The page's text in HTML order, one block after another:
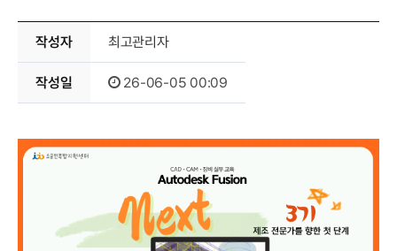
이달의
소공인
작성자 최고관리자
작성일 26-06-05 00:09